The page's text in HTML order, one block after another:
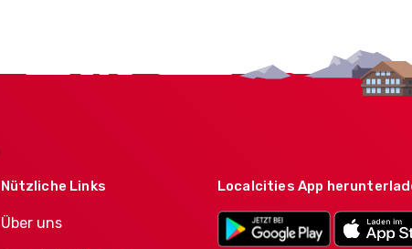
Nützliche Links
Über uns
Localcities App